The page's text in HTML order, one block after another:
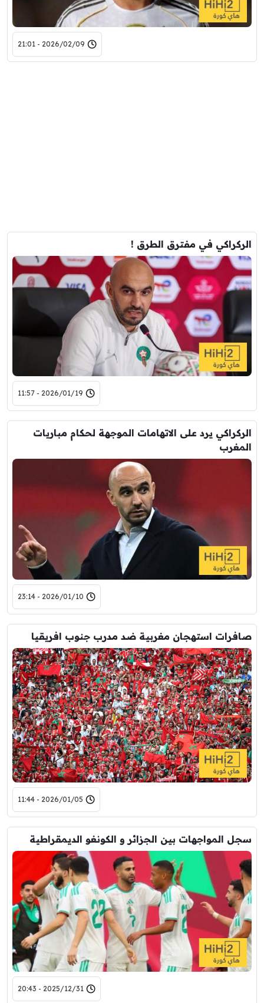
2026/02/09 - 21:01
الركراكي في مفترق الطرق !
2026/01/19 - 11:57
الركراكي يرد على الاتهامات الموجهة لحكام مباريات
المغرب
2026/01/10 - 23:14
صافرات استهجان مغربية ضد مدرب جنوب افريقيا
2026/01/05 - 11:44
سجل المواجهات بين الجزائر و الكونغو الديمقراطية
2025/12/31 - 20:43